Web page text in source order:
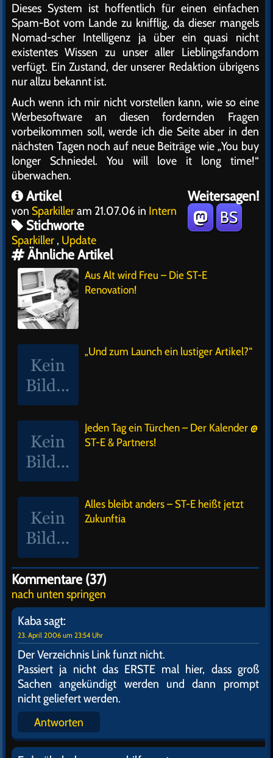
Dieses System ist hoffentlich für einen einfachen
Spam-Bot vom Lande zu knifflig, da dieser mangels
Nomad-scher Intelligenz ja über ein quasi nicht
existentes Wissen zu unser aller Lieblingsfandom
verfügt. Ein Zustand, der unserer Redaktion übrigens
nur allzu bekannt ist.
Auch wenn ich mir nicht vorstellen kann, wie so eine
Werbesoftware an diesen fordernden Fragen
vorbeikommen soll, werde ich die Seite aber in den
nächsten Tagen noch auf neue Beiträge wie „You buy
longer Schniedel. You will love it long time!“
überwachen.
Weitersagen!
BS
Artikel
von Sparkilleram 21.07.06 in Intern
Stichworte
Sparkiller , Update
Ähnliche Artikel
Aus Alt wird Freu – Die ST-E
Renovation!
„Und zum Launch ein lustiger Artikel?“
Jeden Tag ein Türchen – Der Kalender @
ST-E & Partners!
Alles bleibt anders – ST-E heißt jetzt
Zukunftia
Kommentare (37)
nach unten springen
Kabasagt:
23. April 2006 um 23:54 Uhr
Der Verzeichnis Link funzt nicht.
Passiert ja nicht das ERSTE mal hier, dass groß
Sachen angekündigt werden und dann prompt
nicht geliefert werden.
Antworten